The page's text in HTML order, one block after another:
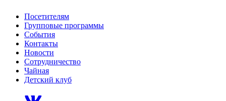
Посетителям
Групповые программы
События
Контакты
Новости
Сотрудничество
Чайная
Детский клуб